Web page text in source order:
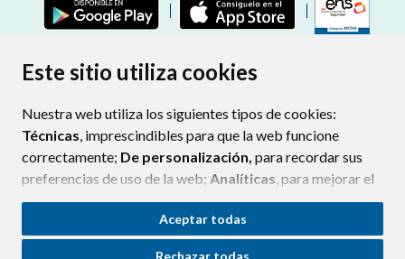
Este sitio utiliza cookies
Nuestra web utiliza los siguientes tipos de cookies:
Técnicas, imprescindibles para que la web funcione
correctamente; De personalización, para recordar sus
preferencias de uso de la web; Analíticas, para mejorar el
funcionamiento de la web y sus servicios.
Si acepta pulsando el botón“Aceptar todas”
Aceptar todas
Rechazar todas